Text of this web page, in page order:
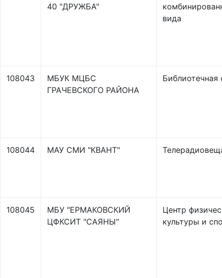
40 "ДРУЖБА"
вида
108043
МБУК МЦБС
ГРАЧЕВСКОГО РАЙОНА
Библиотечная
108044 МАУ СМИ "КВАНТ"
108045
МБУ "ЕРМАКОВСКИЙ
ЦФКСИТ "САЯНЫ"
Центр
культуры и